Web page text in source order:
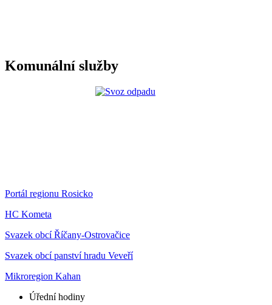
Komunální služby
Portál regionu Rosicko
HC Kometa
Svazek obcí Říčany-Ostrovačice
Svazek obcí panství hradu Veveří
Mikroregion Kahan
Úřední hodiny